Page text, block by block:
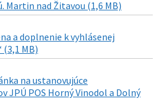
Martin nad Žitavou (1,6 MB)
a doplnenie k vyhlásenej
MB)
na ustanovujúce
JPÚ POS Horný Vinodol a Dolný